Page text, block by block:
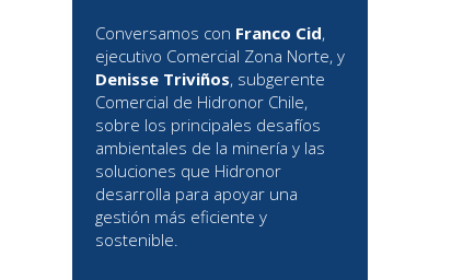
Conversamos con Franco Cid,
ejecutivo Comercial Zona Norte, y
Denisse Triviños, subgerente
Comercial de Hidronor Chile,
sobre los principales desafíos
ambientales de la minería y las
soluciones que Hidronor
desarrolla para apoyar una
gestión más eficiente y
sostenible.